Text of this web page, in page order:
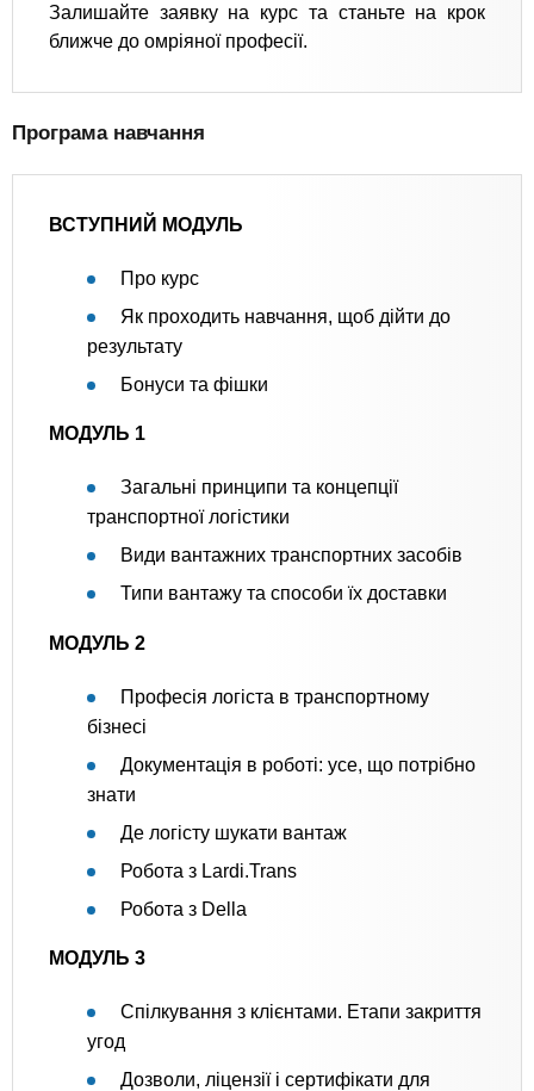
Залишайте заявку на курс та станьте на крок
ближче до омріяної професії.
Програма навчання
ВСТУПНИЙ МОДУЛЬ
Про курс
Як проходить навчання, щоб дійти до
результату
Бонуси та фішки
МОДУЛЬ 1
Загальні принципи та концепції
транспортної логістики
Види вантажних транспортних засобів
Типи вантажу та способи їх доставки
МОДУЛЬ 2
Професія логіста в транспортному
бізнесі
Документація в роботі: усе, що потрібно
знати
Де логісту шукати вантаж
Робота з Lardi.Trans
Робота з Della
МОДУЛЬ 3
Спілкування з клієнтами. Етапи закриття
угод
Дозволи, ліцензії і сертифікати для